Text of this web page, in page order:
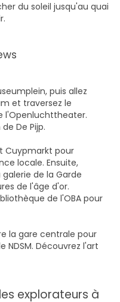
du soleil jusqu'au quai
puis allez
et traversez le
l'Openluchttheater.
De Pijp.
Cuypmarkt pour
locale. Ensuite,
de la Garde
de l'âge d'or.
de l'OBA pour
la gare centrale pour
NDSM. Découvrez l'art
explorateurs à